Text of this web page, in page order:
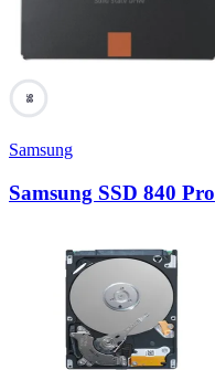
98
Samsung
Samsung SSD 840 Pro